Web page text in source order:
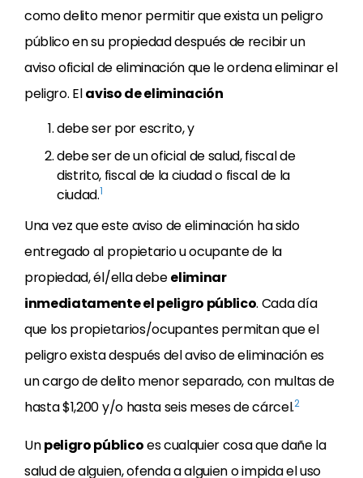
como delito menor permitir que exista un peligro
público en su propiedad después de recibir un
aviso oficial de eliminación que le ordena eliminar el
peligro. Elaviso de eliminación
debe ser por escrito, y
debe ser de un oficial de salud, fiscal de
distrito, fiscal de la ciudad o fiscal de la
ciudad.1
Una vez que este aviso de eliminación ha sido
entregado al propietario u ocupante de la
propiedad, él/ella debeeliminar
inmediatamente el peligro público. Cada día
que los propietarios/ocupantes permitan que el
peligro exista después del aviso de eliminación es
un cargo de delito menor separado, con multas de
hasta $1,200 y/o hasta seis meses de cárcel.2
Unpeligro públicoes cualquier cosa que dañe la
salud de alguien, ofenda a alguien o impida el uso